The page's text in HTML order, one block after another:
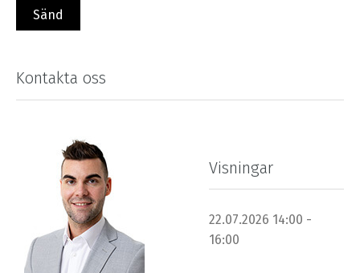
Kontakta oss
Visningar
22.07.2026 14:00 -
16:00